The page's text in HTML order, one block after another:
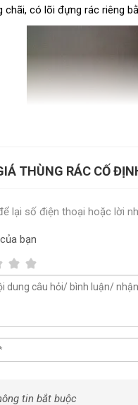
chãi, có lõi đựng rác riêng
THÙNG RÁC CỐ
lại số điện thoại hoặc lời
của bạn
tin bắt buộc